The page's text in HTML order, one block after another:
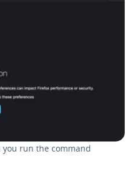
run the command